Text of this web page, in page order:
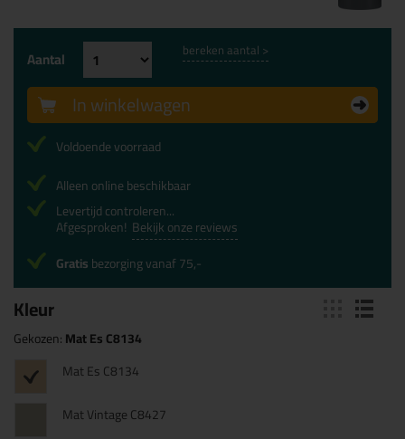
Kleur
Gekozen:Mat Es C8134
Mat Es C8134
Mat Vintage C8427
Aantal bereken aantal >
In winkelwagen
Voldoende voorraad
Alleen online beschikbaar
Levertijd controleren...
Afgesproken! Bekijk onze reviews
Gratisbezorging vanaf 75,-